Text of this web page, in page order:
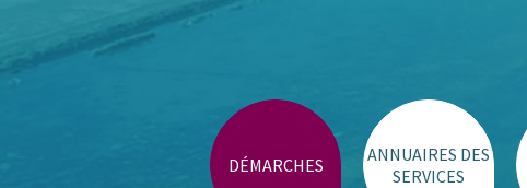
Stationnement
DÉMARCHES
ANNUAIRES DES
SERVICES